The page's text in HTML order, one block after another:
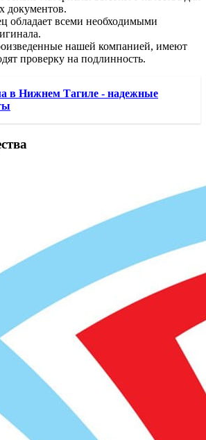
документов.
обладает всеми необходимыми
нашей компанией, имеют
проверку на подлинность.
в Нижнем Тагиле - надежные